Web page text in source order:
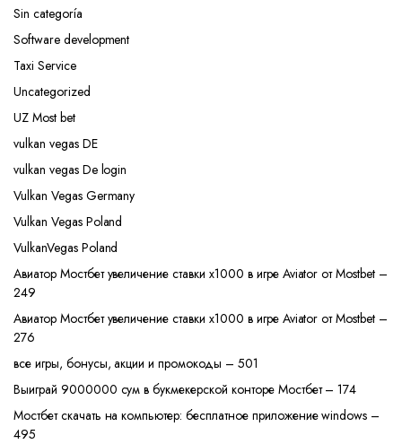
Sin categoría
Software development
Taxi Service
Uncategorized
UZ Most bet
vulkan vegas DE
vulkan vegas De login
Vulkan Vegas Germany
Vulkan Vegas Poland
VulkanVegas Poland
Авиатор Мостбет увеличение ставки х1000 в игре Aviator от Mostbet –
249
Авиатор Мостбет увеличение ставки х1000 в игре Aviator от Mostbet –
276
все игры, бонусы, акции и промокоды – 501
Выиграй 9000000 сум в букмекерской конторе Мостбет – 174
Мостбет скачать на компьютер: бесплатное приложение windows –
495